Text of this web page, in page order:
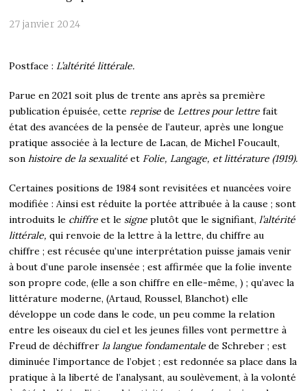
27 janvier 2024
Postface : L’altérité littérale.
Parue en 2021 soit plus de trente ans après sa première
publication épuisée, cette reprise de Lettres pour lettrefait
état des avancées de la pensée de l’auteur, après une longue
pratique associée à la lecture de Lacan, de Michel Foucault,
son histoire de la sexualitéet Folie, Langage, et littérature (1919).
Certaines positions de 1984 sont revisitées et nuancées voire
modifiée : Ainsi est réduite la portée attribuée à la cause ; sont
introduits le chiffreet le signeplutôt que le signifiant, l’altérité
littérale,qui renvoie de la lettre à la lettre, du chiffre au
chiffre ; est récusée qu’une interprétation puisse jamais venir
à bout d’une parole insensée ; est affirmée que la folie invente
son propre code, (elle a son chiffre en elle-même, ) ; qu’avec la
littérature moderne, (Artaud, Roussel, Blanchot) elle
développe un code dans le code, un peu comme la relation
entre les oiseaux du ciel et les jeunes filles vont permettre à
Freud de déchiffrer la langue fondamentale de Schreber ; est
diminuée l’importance de l’objet ; est redonnée sa place dans la
pratique à la liberté de l’analysant, au soulèvement, à la volonté